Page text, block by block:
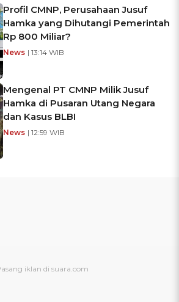
Profil CMNP, Perusahaan Jusuf
Hamka yang Dihutangi Pemerintah
Rp 800 Miliar?
News | 13:14 WIB
Mengenal PT CMNP Milik Jusuf
Hamka di Pusaran Utang Negara
dan Kasus BLBI
News | 12:59 WIB